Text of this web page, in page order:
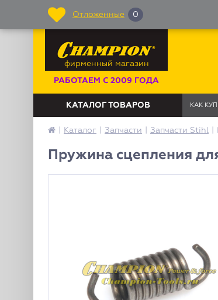
Каталог Запчасти Запчасти Stihl
Пружина сцепления
фирменный магазин
РАБОТАЕМ С 2009 ГОДА
КАТАЛОГ ТОВАРОВ КАК
Отложенные 0